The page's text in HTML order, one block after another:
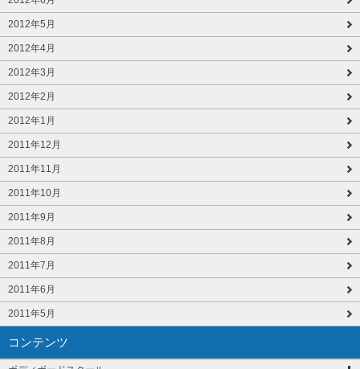
2012年5月
2012年4月
2012年3月
2012年2月
2012年1月
2011年12月
2011年11月
2011年10月
2011年9月
2011年8月
2011年7月
2011年6月
2011年5月
コンテンツ